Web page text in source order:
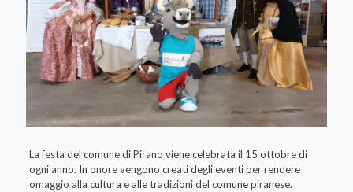
La festa del comune di Pirano viene celebrata il 15 ottobre di
ogni anno. In onore vengono creati degli eventi per rendere
omaggio alla cultura e alle tradizioni del comune piranese.